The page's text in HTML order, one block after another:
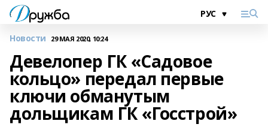
Новости 29 МАЯ 2020, 10:24
Девелопер ГК «Садовое
кольцо» передал первые
ключи обманутым
дольщикам ГК «Госстрой»